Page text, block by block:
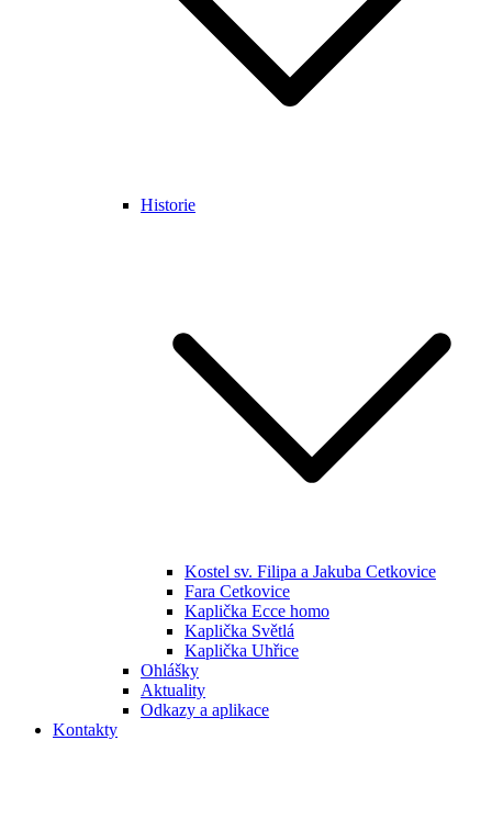
Historie
Kostel sv. Filipa a Jakuba Cetkovice
Fara Cetkovice
Kaplička Ecce homo
Kaplička Světlá
Kaplička Uhřice
Ohlášky
Aktuality
Odkazy a aplikace
Kontakty